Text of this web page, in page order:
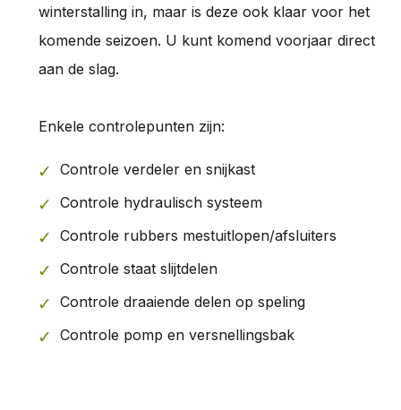
winterstalling in, maar is deze ook klaar voor het
komende seizoen. U kunt komend voorjaar direct
aan de slag.
Enkele controlepunten zijn:
Controle verdeler en snijkast
Controle hydraulisch systeem
Controle rubbers mestuitlopen/afsluiters
Controle staat slijtdelen
Controle draaiende delen op speling
Controle pomp en versnellingsbak